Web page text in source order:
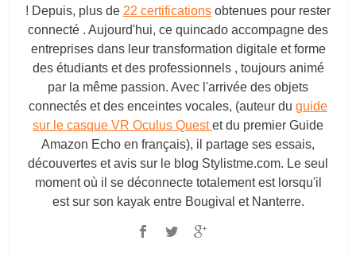
! Depuis, plus de 22 certifications obtenues pour rester
connecté . Aujourd'hui, ce quincado accompagne des
entreprises dans leur transformation digitale et forme
des étudiants et des professionnels , toujours animé
par la même passion. Avec l'arrivée des objets
connectés et des enceintes vocales, (auteur du guide
sur le casque VR Oculus Questet du premier Guide
Amazon Echo en français), il partage ses essais,
découvertes et avis sur le blog Stylistme.com. Le seul
moment où il se déconnecte totalement est lorsqu'il
est sur son kayak entre Bougival et Nanterre.